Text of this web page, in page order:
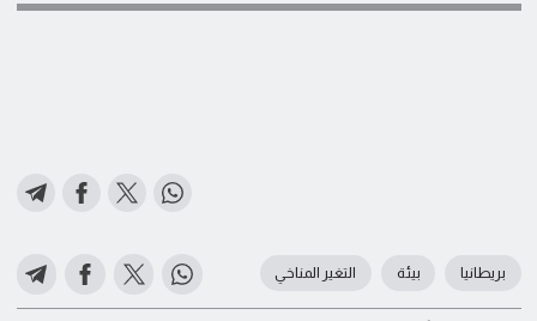
بريطانيا بيئة التغير المناخي